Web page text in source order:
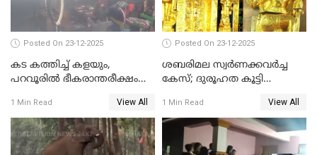
പൊലിഞ്ഞു
Posted On 23-12-2025
കട കത്തിച്ച് കളയും,
പറവൂരില്‍ ഭീകരാന്തരീക്ഷം
1 Min Read View All
Posted On 23-12-2025
ശബരിമല സ്വര്‍ണക്കവര്‍ച്ച
കേസ്; ദുരൂഹത കൂട്ടി
1 Min Read View All